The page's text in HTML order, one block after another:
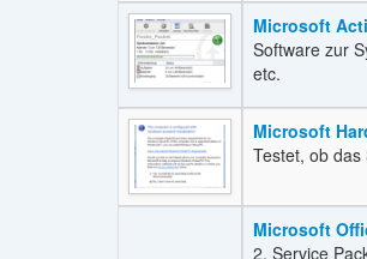
Microsoft
Software zur
etc.
Microsoft
Testet, ob das
Microsoft
2. Service